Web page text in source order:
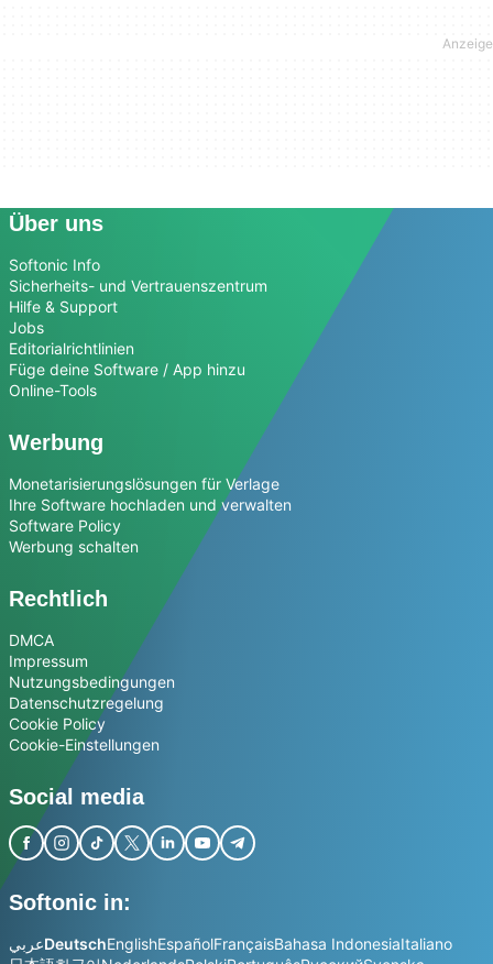
Über uns
Softonic Info
Sicherheits- und Vertrauenszentrum
Hilfe & Support
Jobs
Editorialrichtlinien
Füge deine Software / App hinzu
Online-Tools
Werbung
Monetarisierungslösungen für Verlage
Ihre Software hochladen und verwalten
Software Policy
Werbung schalten
Rechtlich
DMCA
Impressum
Nutzungsbedingungen
Datenschutzregelung
Cookie Policy
Cookie-Einstellungen
Social media
Softonic in:
عربيDeutschEnglishEspañolFrançaisBahasa IndonesiaItaliano